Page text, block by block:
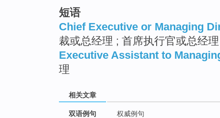
短语
Chief Executive or Managing
裁或总经理 ; 首席执行官或总经
Executive Assistant to
理
相关文章
双语例句 权威例句